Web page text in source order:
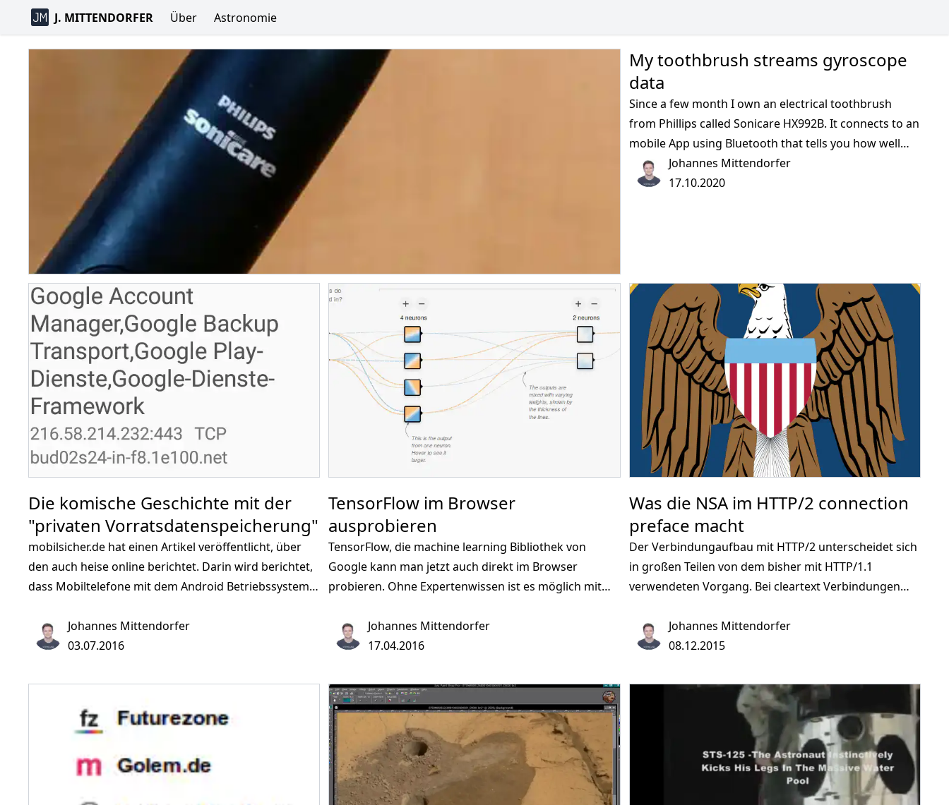
J. MITTENDORFER Über Astronomie
My toothbrush streams gyroscope
data
Since a few month I own an electrical toothbrush
from Phillips called Sonicare HX992B. It connects to an
mobile App using Bluetooth that tells you how well
you brushed your teeth, shows the orientation in real-
time, and also notifies you when to change the brush
Johannes Mittendorfer
17.10.2020
Die komische Geschichte mit der
"privaten Vorratsdatenspeicherung"
mobilsicher.de hat einen Artikel veröffentlicht, über
den auch heise online berichtet. Darin wird berichtet,
dass Mobiltelefone mit dem Android Betriebssystem
übertragen. Sogleich wird darüber spekuliert, ob
Google eine Art &ldquo;private
speichert wer wen wann anruft. In der
Datenschutzerklärung weißt Google zwar darauf hin,
dass das Unternehmen diese Daten speichern kann,
eine solche Übertragung auch tatsächlich stattfindet.
Johannes Mittendorfer
03.07.2016
TensorFlow im Browser
ausprobieren
TensorFlow, die machine learning Bibliothek von
Google kann man jetzt auch direkt im Browser
probieren. Ohne Expertenwissen ist es möglich mit
die Parameter des Netzwerkes zu ändern oder
Features hinzuzufügen oder wegzulassen. Die Seite
Johannes Mittendorfer
17.04.2016
Was die NSA im HTTP/2 connection
preface macht
Der Verbindungaufbau mit HTTP/2 unterscheidet sich
in großen Teilen von dem bisher mit HTTP/1.1
verwendeten Vorgang. Bei cleartext Verbindungen
verschlüsselten Verbindungen werden bestimmte
Werte innerhalb des TLS Handshakes übertragen. Was
wirklich Anwendungsdaten fließen können, muss von
jedem der Teilnehmer ein sogenannter Preface
verschickt werden. Ein kleines Datenpaket, das
Parameter für die Verbindung festlegt. Und genau in
diesem Preface findet sich Kritik an den
Überwachungsprogrammen der NSA.
Johannes Mittendorfer
08.12.2015